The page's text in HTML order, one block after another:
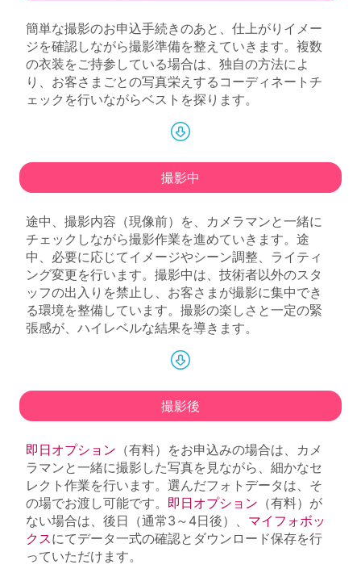
簡単な撮影のお申込手続きのあと、仕上がりイメー
ジを確認しながら撮影準備を整えていきます。複数
の衣装をご持参している場合は、独自の方法によ
り、お客さまごとの写真栄えするコーディネートチ
ェックを行いながらベストを探ります。
撮影中
途中、撮影内容（現像前）を、カメラマンと一緒に
チェックしながら撮影作業を進めていきます。途
中、必要に応じてイメージやシーン調整、ライティ
ング変更を行います。撮影中は、技術者以外のスタ
ッフの出入りを禁止し、お客さまが撮影に集中でき
る環境を整備しています。撮影の楽しさと一定の緊
張感が、ハイレベルな結果を導きます。
撮影後
即日オプション （有料）をお申込みの場合は、カメ
ラマンと一緒に撮影した写真を見ながら、細かなセ
レクト作業を行います。選んだフォトデータは、そ
の場でお渡し可能です。 即日オプション （有料）が
ない場合は、後日（通常3～4日後）、 マイフォボッ
クスにてデータ一式の確認とダウンロード保存を行
っていただけます。